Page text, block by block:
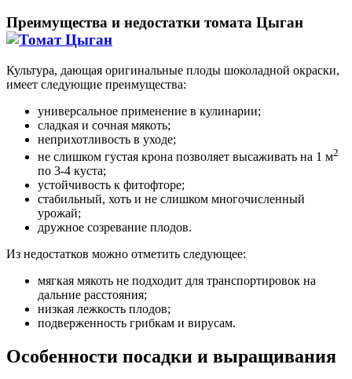
Преимущества и недостатки томата Цыган
Культура, дающая оригинальные плоды шоколадной окраски,
имеет следующие преимущества:
универсальное применение в кулинарии;
сладкая и сочная мякоть;
неприхотливость в уходе;
не слишком густая крона позволяет высаживать на 1 м2
по 3-4 куста;
устойчивость к фитофторе;
стабильный, хоть и не слишком многочисленный
урожай;
дружное созревание плодов.
Из недостатков можно отметить следующее:
мягкая мякоть не подходит для транспортировок на
дальние расстояния;
низкая лежкость плодов;
подверженность грибкам и вирусам.
Особенности посадки и выращивания